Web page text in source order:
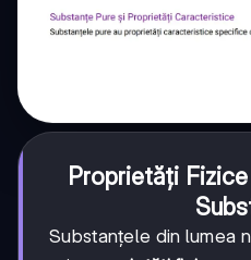
Proprietăți
Substanțele din lumea